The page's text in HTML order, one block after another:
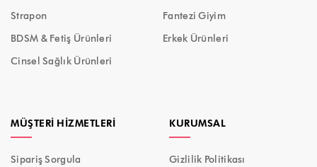
Strapon
Fantezi Giyim
BDSM & Fetiş Ürünleri
Erkek Ürünleri
Cinsel Sağlık Ürünleri
MÜŞTERI HIZMETLERI
Sipariş Sorgula
KURUMSAL
Gizlilik Politikası